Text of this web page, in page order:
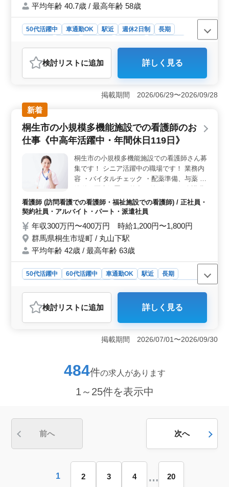
資格をお持ちの方は条件面優遇 培ってきた
税務会計の経験・知識で、 事務所を支えて
いただける方、募集いたします！ まずはお
気軽にお問い合わせください。
平均年齢 40.7歳 / 最高年齢 58歳
50代活躍中 車通勤OK 駅近 週休2日制
長期
おすすめポイント
＜経験活かせる業務＞ 会計事務所ベテラン経験者向け
のお仕事です。顧問先巡回業務や税務会計業務など、幅
広い経験を活かせます。 ＜働きやすい環境＞ 週休2
日制と駅チカの好立地で、働きやすいです。仕事とプラ
イベートのバランスを取りやすい環境です。車通勤も可
能。 ＜税理士資格所持者優遇＞ 税理士資格所持者
は条件優遇。 経験と知識を活かせ、事務所を支えるこ
とができます。
検討リスト に追加 詳しく見る
掲載期間 2026/06/29〜2026/09/28
新着
桐生市の小規模多機能施設での看護師のお
仕事《中高年活躍中・年間休日119日》
桐生市の小規模多機能施設での看護師さん募
集です！ シニア活躍中の職場です！ 業務内
容 ・バイタルチェック ・配薬準備、与薬 ・
員への医療に関する指導 ・食事、排泄補助
・入浴の介助 ・ベッドメイキング 等 備考
からお仕事探しを始められる方、必見！ ご
応募お待ちしております♪♪
看護師 (訪問看護での看護師・福祉施設での看護師) / 正社員・
契約社員・アルバイト・パート・派遣社員
年収300万円〜400万円 時給1,200円〜1,800円
群馬県桐生市堤町 / 丸山下駅
平均年齢 42歳 / 最高年齢 63歳
50代活躍中 60代活躍中 車通勤OK 駅近
長期
派遣社員
おすすめポイント
＜中高年も活躍！小規模多機能施設での看護師募集＞
桐生市の小規模多機能施設では、経験豊富な中高年の看
護師を積極的に募集しています。地域に密着した医療・
えるお手伝いをしませんか？ ＜業務内容の詳細＞
看護師として、バイタルチェック、配薬準備、医療処
業務を担当します。また、食事や排泄のサポート、入浴
すい環境です。年間休日は119日で、メリハリのある働き
検討リスト に追加 詳しく見る
掲載期間 2026/07/01〜2026/09/30
484件の求人があります
1～25件を表示中
前へ 次へ
1 2 3 4 … 20